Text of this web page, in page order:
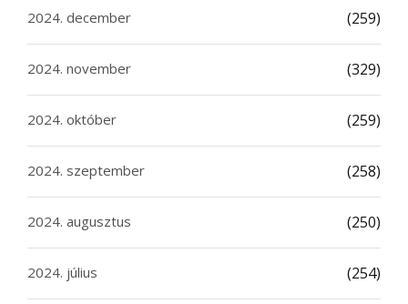
2024. december (259)
2024. november (329)
2024. október (259)
2024. szeptember (258)
2024. augusztus (250)
2024. július (254)